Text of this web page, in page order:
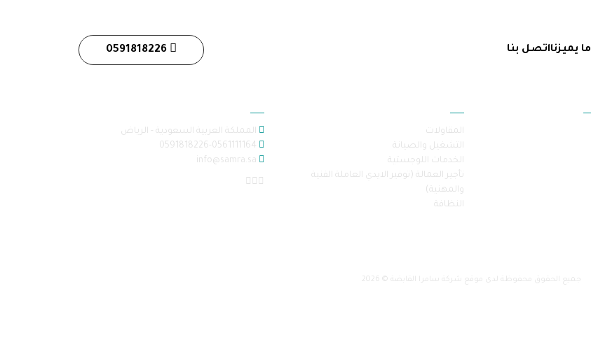
ما يميزنااتصل بنا 0591818226
المقاولات
التشغيل والصيانة
الخدمات اللوجستية
تأجير العمالة (توفير الايدي العاملة الفنية
والمهنية)
النظافة
المملكة العربية السعودية - الرياض
info@samra.sa
جميع الحقوق محفوظة لدى موقع شركة سامرا القابضة © 2026